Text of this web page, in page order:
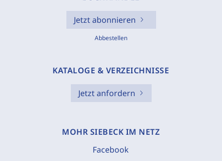
Jetzt abonnieren
Abbestellen
KATALOGE & VERZEICHNISSE
Jetzt anfordern
MOHR SIEBECK IM NETZ
Facebook